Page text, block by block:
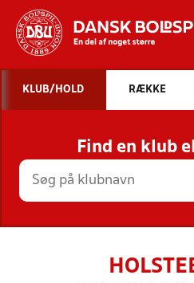
STILLINGER,
KLUB/HOLD RÆKKE
Find en klub